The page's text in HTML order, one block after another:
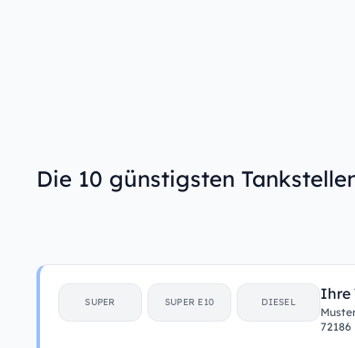
Die 10 günstigsten
SUPER SUPER E10 DIESEL Ihre